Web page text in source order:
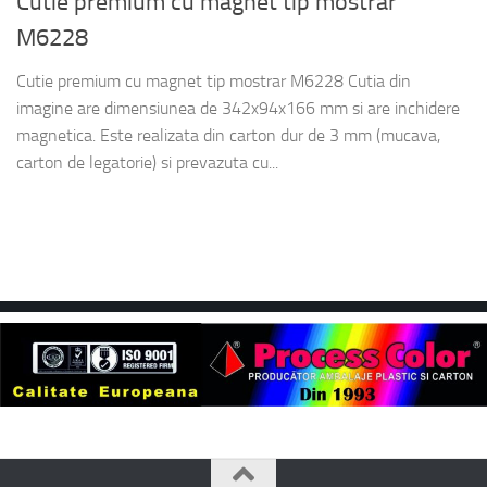
M6228
Cutie premium cu magnet tip mostrar M6228 Cutia din
imagine are dimensiunea de 342x94x166 mm si are inchidere
magnetica. Este realizata din carton dur de 3 mm (mucava,
carton de legatorie) si prevazuta cu...